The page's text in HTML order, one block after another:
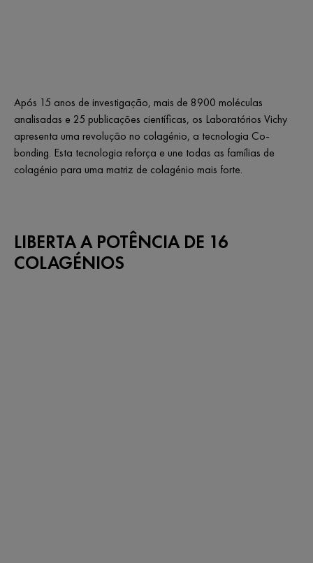
Após 15 anos de investigação, mais de 8900 moléculas
analisadas e 25 publicações científicas, os Laboratórios Vichy
apresenta uma revolução no colagénio, a tecnologia Co-
bonding. Esta tecnologia reforça e une todas as famílias de
colagénio para uma matriz de colagénio mais forte.
LIBERTA A POTÊNCIA DE 16
COLAGÉNIOS